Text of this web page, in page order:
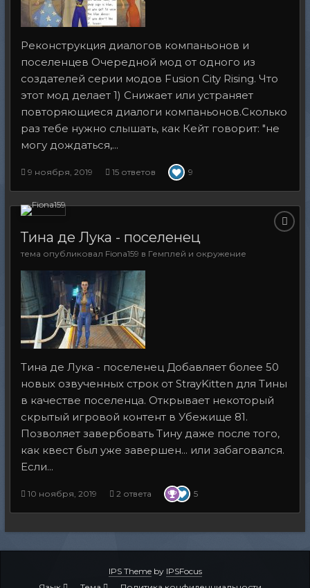
Реконструкция диалогов компаньонов и
поселенцев Очередной мод от одного из
создателей серии модов Fusion City Rising. Что
этот мод делает 1) Снижает или устраняет
повторяющиеся диалоги компаньонов.Сколько
раз тебе нужно слышать, как Кейт говорит: "не
могу дождаться,...
9 ноября, 2019 15 ответов 9
Тина де Лука - поселенец
тема опубликовал Fiona159 в Гемплей и окружение
Тина де Лука - поселенец Добавляет более 50
новых озвученных строк от StrayKitten для Тины
в качестве поселенца. Открывает некоторый
скрытый игровой контент в Убежище 81.
Позволяет завербовать Тину даже после того,
как квест был уже завершен... или забаговался.
Если...
10 ноября, 2019 2 ответа 5
IPS Themeby IPSFocus